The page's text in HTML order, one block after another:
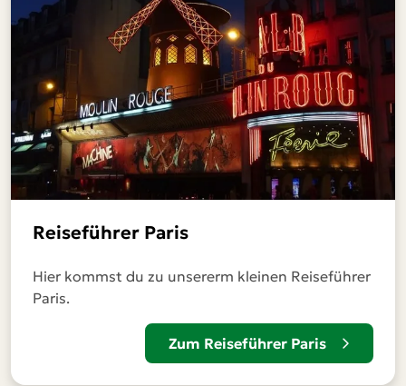
Reiseführer Paris
Hier kommst du zu unsererm kleinen Reiseführer
Paris.
Zum Reiseführer Paris